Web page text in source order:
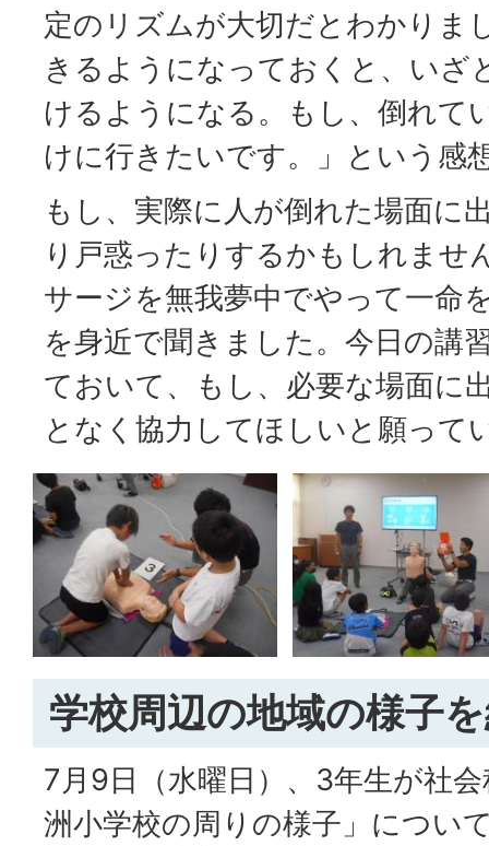
定のリズムが大切だとわかりま
きるようになっておくと、いざ
けるようになる。もし、倒れて
けに行きたいです。」という感
もし、実際に人が倒れた場面に
り戸惑ったりするかもしれませ
サージを無我夢中でやって一命
を身近で聞きました。今日の講
ておいて、もし、必要な場面に
となく協力してほしいと願って
学校周辺の地域の様子
7月9日（水曜日）、3年生が社
洲小学校の周りの様子」につい